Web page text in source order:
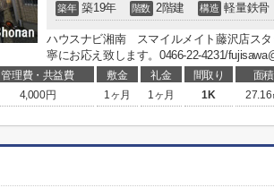
築年 築19年 階数 2階建 構造 軽量鉄骨
ハウスナビ湘南 スマイルメイト藤沢店ス
寧にお応え致します。0466-22-4231/
管理費・共益費 敷金 礼金 間取り 面積
4,000円 1ヶ月 1ヶ月 1K 27.16